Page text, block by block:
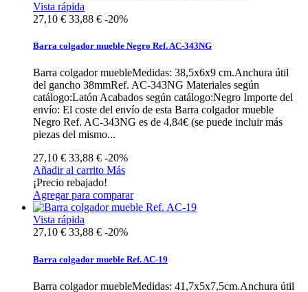
Vista rápida
27,10 € 33,88 € -20%
Barra colgador mueble Negro Ref. AC-343NG
Barra colgador muebleMedidas: 38,5x6x9 cm.Anchura útil
del gancho 38mmRef. AC-343NG Materiales según
catálogo:Latón Acabados según catálogo:Negro Importe del
envío: El coste del envío de esta Barra colgador mueble
Negro Ref. AC-343NG es de 4,84€ (se puede incluir más
piezas del mismo...
27,10 € 33,88 € -20%
Añadir al carrito Más
¡Precio rebajado!
Agregar para comparar
Vista rápida
27,10 € 33,88 € -20%
Barra colgador mueble Ref. AC-19
Barra colgador muebleMedidas: 41,7x5x7,5cm.Anchura útil